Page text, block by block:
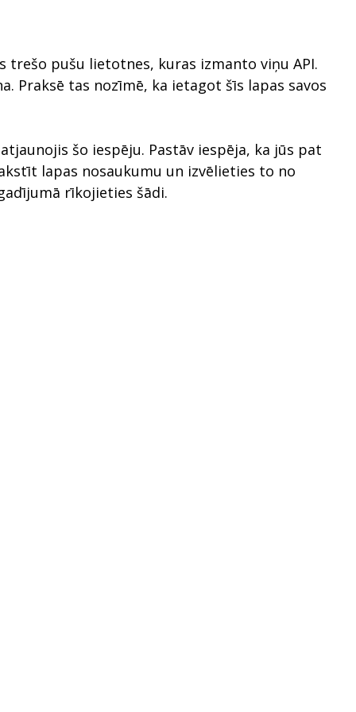
trešo pušu lietotnes, kuras izmanto viņu API.
Praksē tas nozīmē, ka ietagot šīs lapas savos
šo iespēju. Pastāv iespēja, ka jūs pat
lapas nosaukumu un izvēlieties to no
rīkojieties šādi.